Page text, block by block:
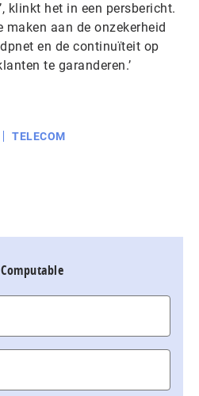
klinkt het in een persbericht.
maken aan de onzekerheid
en de continuïteit op
te garanderen.’
TELECOM